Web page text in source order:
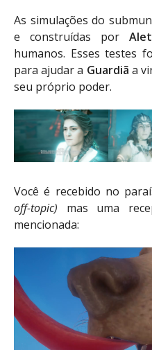
As simulações do
e construídas por
humanos. Esses testes
para ajudar a Guardiã a
seu próprio poder.
Você é recebido no
off-topic) mas uma
mencionada: